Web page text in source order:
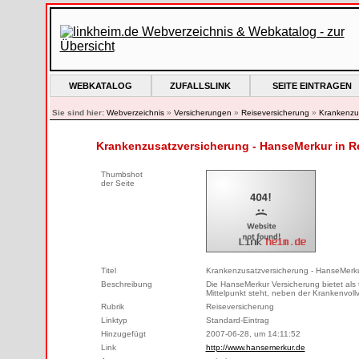
WEBKATALOG ZUFALLSLINK SEITE EINTRAGEN
Sie sind hier: Webverzeichnis» Versicherungen » Reiseversicherung »
Krankenzusatzversicherung - HanseMerkur in
Thumbshot
der Seite
Titel
Krankenzusatzversicherung -
Beschreibung
Die HanseMerkur Versicherung bietet
Mittelpunkt steht, neben der
Rubrik
Reiseversicherung
Linktyp
Standard-Eintrag
Hinzugefügt
2007-06-28, um 14:11:52
Link
http://www.hansemerkur.de